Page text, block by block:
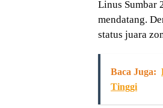
Linus Sumbar
mendatang.
status juara
Baca Juga:
Tinggi